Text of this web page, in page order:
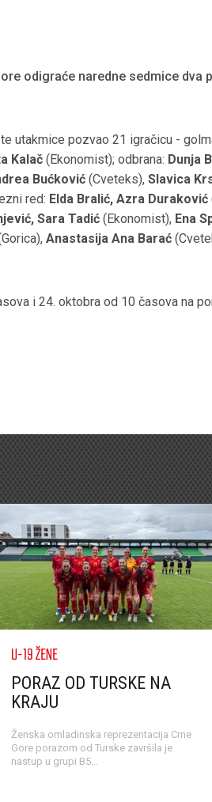
odigraće naredne sedmice dva
utakmice pozvao 21 igračicu -
Kalač (Ekonomist); odbrana: Dunja
Bućković (Cveteks), Slavica
red: Elda Bralić, Azra Duraković
Sara Tadić (Ekonomist), Ena
Anastasija Ana Barać
i 24. oktobra od 10 časova na
U-19 ŽENE
PORAZ OD TURSKE NA
KRAJU
Ženska omladinska reprezentacija Crne
Gore porazom od Turske završila je
nastup u grupi B5...